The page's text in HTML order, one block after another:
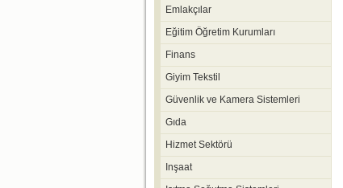
Emlakçılar
Eğitim Öğretim Kurumları
Finans
Giyim Tekstil
Güvenlik ve Kamera Sistemleri
Gıda
Hizmet Sektörü
Inşaat